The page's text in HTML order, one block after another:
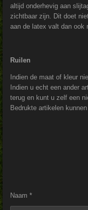
altijd onderhevig aan
zichtbaar zijn. Dit doet
aan de latex valt dan ook
Ruilen
Indien de maat of kleur
Indien u echt een ander
terug en kunt u zelf een
Bedrukte artikelen
Naam *